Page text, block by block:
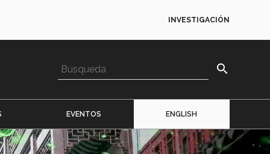
INVESTIGACIÓN
search
EVENTOS ENGLISH